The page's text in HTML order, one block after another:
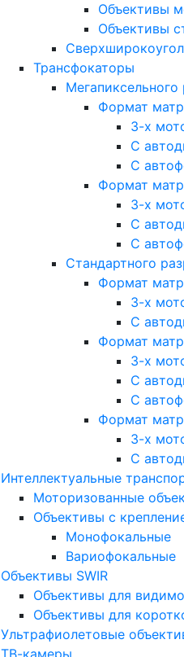
Объективы
Объективы
Трансфокаторы
Формат
3-х
С
С
Формат
3-х
С
С
Стандартного
Формат
3-х
С
Формат
3-х
С
С
Формат
3-х
С
Интеллектуальные
Моторизованные
Объективы с
Монофокальные
Вариофокальные
Объективы SWIR
Объективы для
Объективы для
Ультрафиолетовые
ТВ-камеры